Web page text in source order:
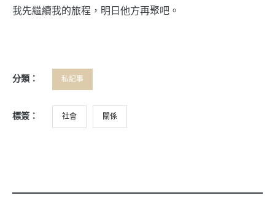
我先繼續我的旅程，明日他方再聚吧。
分類： 私記事
標簽： 社會 關係